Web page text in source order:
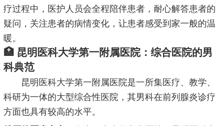
疗过程中，医护人员会全程陪伴患者，耐心解答患者的
疑问，关注患者的病情变化，让患者感受到家一般的温
暖。
🏥 昆明医科大学第一附属医院：综合医院的男
科典范
昆明医科大学第一附属医院是一所集医疗、教学、
科研为一体的大型综合性医院，其男科在前列腺炎诊疗
方面也具有较高的水平。